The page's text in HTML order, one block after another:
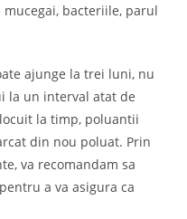
bacteriile, parul
ajunge la trei luni, nu
la un interval atat de
la timp, poluantii
din nou poluat. Prin
va recomandam sa
a va asigura ca